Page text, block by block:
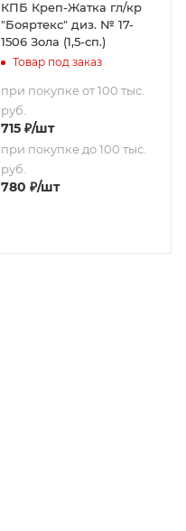
КПБ Креп-Жатка гл/кр
"Бояртекс" диз. № 17-
1506 Зола (1,5-сп.)
Товар под заказ
при покупке от 100 тыс.
руб.
715₽/шт
при покупке до 100 тыс.
руб.
780 ₽/шт